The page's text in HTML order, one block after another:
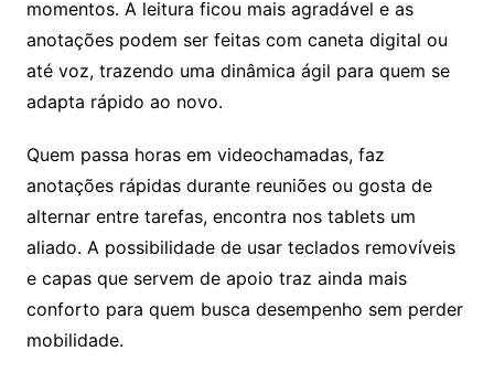
momentos. A leitura ficou mais agradável e as
anotações podem ser feitas com caneta digital ou
até voz, trazendo uma dinâmica ágil para quem se
adapta rápido ao novo.
Quem passa horas em videochamadas, faz
anotações rápidas durante reuniões ou gosta de
alternar entre tarefas, encontra nos tablets um
aliado. A possibilidade de usar teclados removíveis
e capas que servem de apoio traz ainda mais
conforto para quem busca desempenho sem perder
mobilidade.